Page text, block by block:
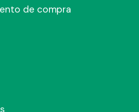
de compra